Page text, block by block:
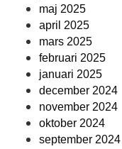
maj 2025
april 2025
mars 2025
februari 2025
januari 2025
december 2024
november 2024
oktober 2024
september 2024